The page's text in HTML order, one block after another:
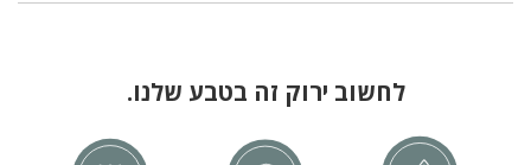
לחשוב ירוק זה בטבע שלנו.